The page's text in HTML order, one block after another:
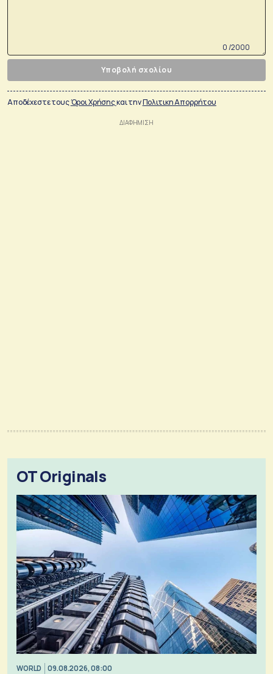
0 /2000
Υποβολή σχολίου
Αποδέχεστε τουςΌροι Χρήσηςκαι τηνΠολιτικη Απορρήτου
OT Originals
WORLD 09.08.2026, 08:00